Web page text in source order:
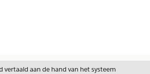
vertaald aan de hand van het systeem